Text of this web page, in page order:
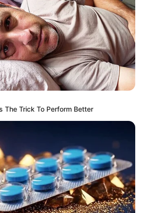
The Trick To Perform Better